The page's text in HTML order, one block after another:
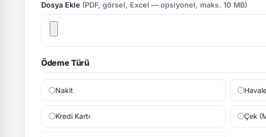
Dosya Ekle (PDF, görsel, Excel — opsiyonel, maks. 10 MB)
Ödeme Türü
Nakit
Kredi Kartı Çek